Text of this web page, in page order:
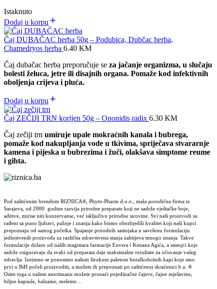
Istaknuto
Dodaj u korpu
Čaj DUBAČAC herba 50g – Podubica, Dubčac herba,
Chamedryos herba 6.40 KM
Čaj dubačac herba preporučuje se za jačanje organizma, u slučaju
bolesti želuca, jetre ili disajnih organa. Pomaže kod infektivnih
oboljenja crijeva i pluća.
Dodaj u korpu
Čaj ZEČIJI TRN korijen 50g – Ononidis radix 6.30 KM
Čaj zečiji trn umiruje upale mokraćnih kanala i bubrega,
pomaže kod nakupljanja vode u tkivima, spriječava stvararnje
kamena i pijeska u bubrezima i žuči, olakšava simptome reume
i gihta.
Pod zaštićenim brendom RIZNICA®, Phyto-Pharm d.o.o., mala porodična firma iz
Sarajeva, od 2000. godine razvija prirodne preparate koji ne sadrže vještačke boje,
aditive, mirise niti konzervanse, već isključivo prirodne sirovine. Svi naši proizvodi su
rađeni sa puno ljubavi, pažnje i znanja kako bismo obezbjedili kvalitet koji naši kupci
prepoznaju od samog početka. Spajanje prirodnih sastojaka u savršenu formulaciju
jedinstvenih proizvoda za različita zdravstvena stanja zahtijeva mnogo znanja. Takve
formulacije dolaze od naših magistara farmacije Envera i Kenana Agića, a sastojci koje
sadrže osiguravaju da svaki od preparata daje maksimalne rezultate za očuvanje vašeg
zdravlja. Iznimno se ponosimo našom širokom paletom bezalkoholnih kapi koje smo
prvi u BiH počeli proizvoditi, a možete ih prepoznati po zaštićenoj skraćenici b.a. ®
Osim toga u našem asortimanu možete pronaći pojedinačne čajeve, čajne mješavine,
biljne kapsule, balzame, meleme…